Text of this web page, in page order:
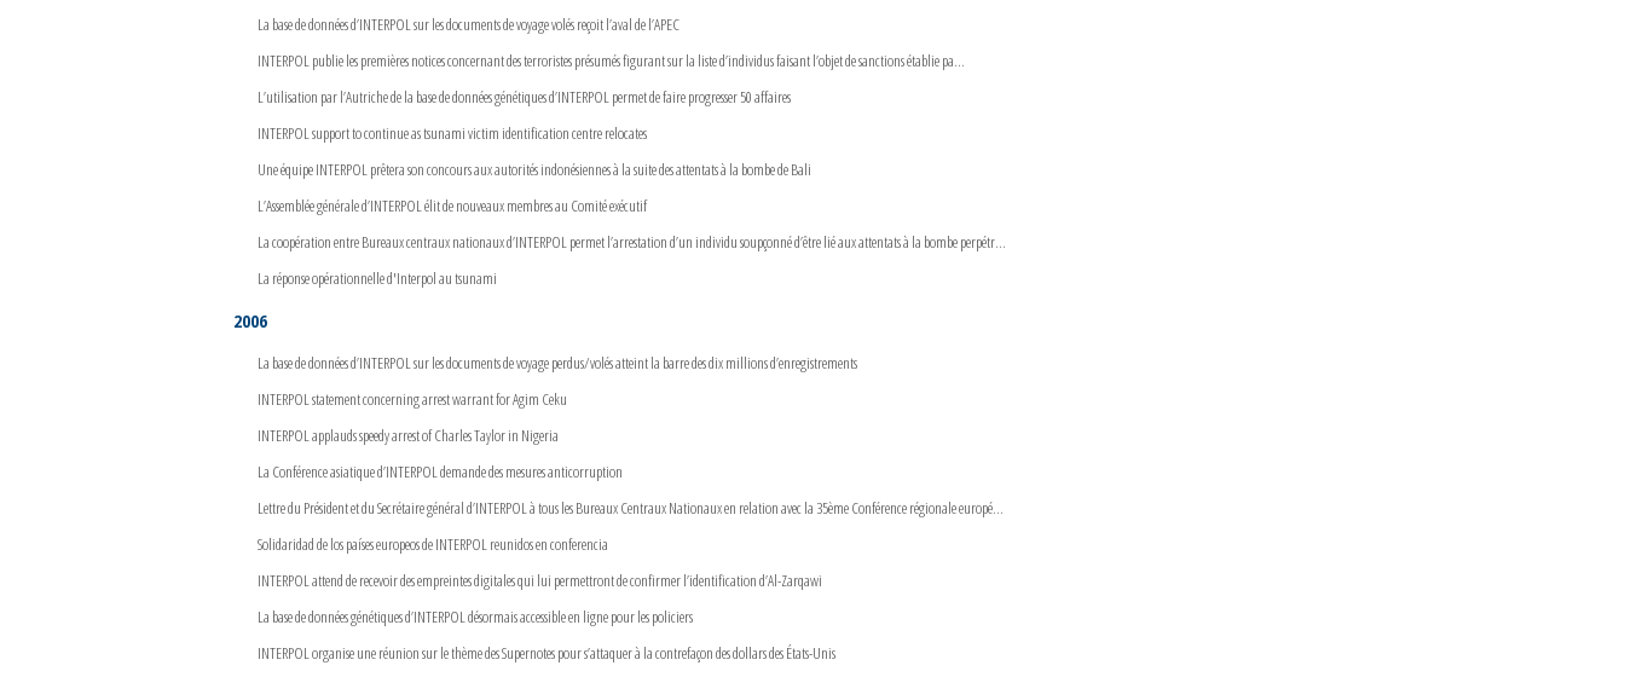
La base de données d’INTERPOL sur les documents de voyage volés reçoit l’aval de l’APEC
INTERPOL publie les premières notices concernant des terroristes présumés figurant sur la liste d’individus faisant l’objet de sanctions établie pa...
L’utilisation par l’Autriche de la base de données génétiques d’INTERPOL permet de faire progresser 50 affaires
INTERPOL support to continue as tsunami victim identification centre relocates
Une équipe INTERPOL prêtera son concours aux autorités indonésiennes à la suite des attentats à la bombe de Bali
L’Assemblée générale d’INTERPOL élit de nouveaux membres au Comité exécutif
La coopération entre Bureaux centraux nationaux d’INTERPOL permet l’arrestation d’un individu soupçonné d’être lié aux attentats à la bombe perpétr...
La réponse opérationnelle d'Interpol au tsunami
2006
La base de données d’INTERPOL sur les documents de voyage perdus/volés atteint la barre des dix millions d’enregistrements
INTERPOL statement concerning arrest warrant for Agim Ceku
INTERPOL applauds speedy arrest of Charles Taylor in Nigeria
La Conférence asiatique d’INTERPOL demande des mesures anticorruption
Lettre du Président et du Secrétaire général d’INTERPOL à tous les Bureaux Centraux Nationaux en relation avec la 35ème Conférence régionale europé...
Solidaridad de los países europeos de INTERPOL reunidos en conferencia
INTERPOL attend de recevoir des empreintes digitales qui lui permettront de confirmer l’identification d’Al-Zarqawi
La base de données génétiques d’INTERPOL désormais accessible en ligne pour les policiers
INTERPOL organise une réunion sur le thème des Supernotes pour s’attaquer à la contrefaçon des dollars des États-Unis